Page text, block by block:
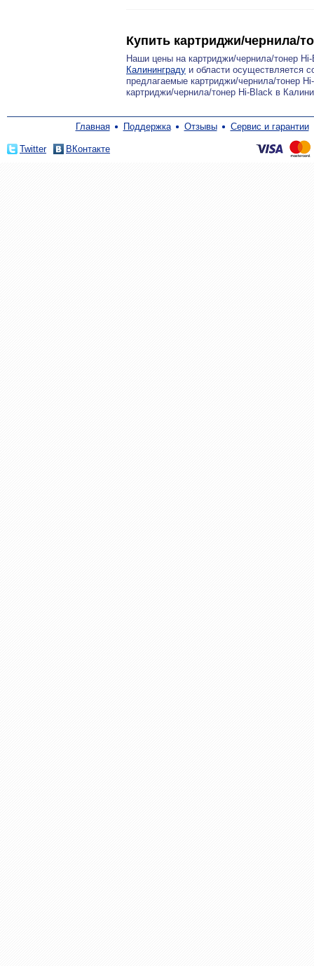
Купить картриджи/чернила/
Наши цены на картриджи/чернила/тонер
Калининграду и области осуществляется
предлагаемые картриджи/чернила/тонер
картриджи/чернила/тонер Hi-Black в
Главная Поддержка Отзывы Сервис и гарантии
Twitter ВКонтакте